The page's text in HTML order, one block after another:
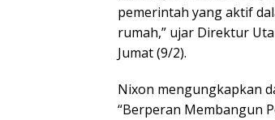
pemerintah yang aktif
rumah,” ujar Direktur
Jumat (9/2).
Nixon mengungkapkan
“Berperan Membangun